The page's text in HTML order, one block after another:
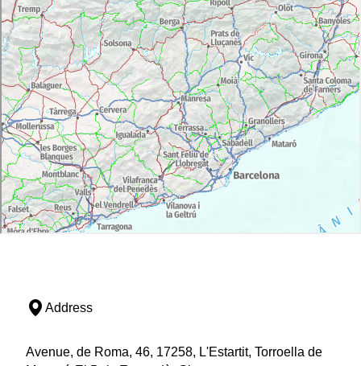
Address
Avenue, de Roma, 46, 17258, L'Estartit, Torroella de